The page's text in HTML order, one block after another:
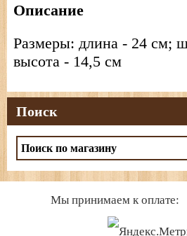
Описание
Размеры: длина - 24 см;
высота - 14,5 см
Поиск
Мы принимаем к оплате: